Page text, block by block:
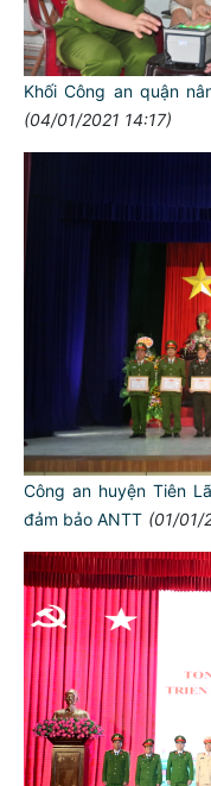
Khối Công an quận
(04/01/2021 14:17)
Công an huyện Tiên
đảm bảo ANTT (01/01/